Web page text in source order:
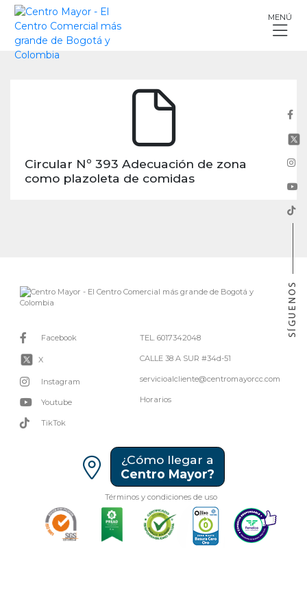
Skip
MENÚ
Circular Nº 393 Adecuación de zona
como plazoleta de comidas
Facebook
X
Instagram
Youtube
TikTok
TEL. 6017342048
CALLE 38 A SUR #34d-51
servicioalcliente@centromayorcc.com
Horarios
¿Cómo llegar a
Centro Mayor?
Términos y condiciones de uso